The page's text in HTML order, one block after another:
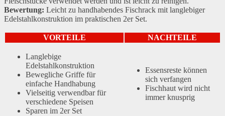
Bewertung: Leicht zu handhabendes Fischrack mit langlebiger
Edelstahlkonstruktion im praktischen 2er Set.
VORTEILE NACHTEILE
Langlebige
Edelstahlkonstruktion
Bewegliche Griffe für
einfache Handhabung
Vielseitig verwendbar für
verschiedene Speisen
Sparen im 2er Set
Essensreste können
sich verfangen
Fischhaut wird nicht
immer knusprig